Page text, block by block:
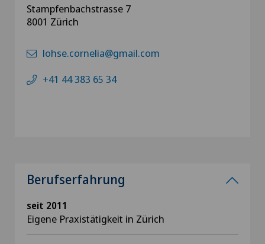
Stampfenbachstrasse 7
8001 Zürich
lohse.cornelia@gmail.com
+41 44 383 65 34
Berufserfahrung
seit 2011
Eigene Praxistätigkeit in Zürich